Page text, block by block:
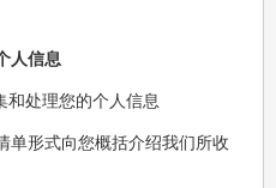
人信息
和处理您的个人信息
单形式向您概括介绍我们所收